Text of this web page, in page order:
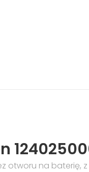
otworu na baterię, z